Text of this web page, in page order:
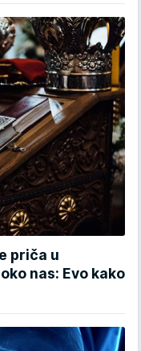
priča u
nas: Evo kako